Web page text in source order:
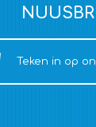
Teken in op